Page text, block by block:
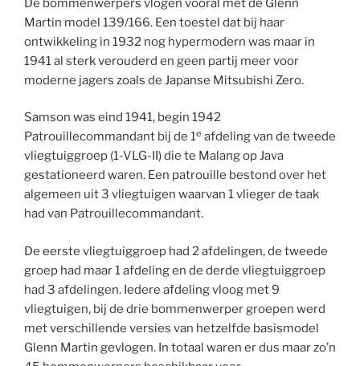
De bommenwerpers vlogen vooral met de Glenn
Martin model 139/166. Een toestel dat bij haar
ontwikkeling in 1932 nog hypermodern was maar in
1941 al sterk verouderd en geen partij meer voor
moderne jagers zoals de Japanse Mitsubishi Zero.
Samson was eind 1941, begin 1942
Patrouillecommandant bij de 1e afdeling van de tweede
vliegtuiggroep (1-VLG-II) die te Malang op Java
gestationeerd waren. Een patrouille bestond over het
algemeen uit 3 vliegtuigen waarvan 1 vlieger de taak
had van Patrouillecommandant.
De eerste vliegtuiggroep had 2 afdelingen, de tweede
groep had maar 1 afdeling en de derde vliegtuiggroep
had 3 afdelingen. Iedere afdeling vloog met 9
vliegtuigen, bij de drie bommenwerper groepen werd
met verschillende versies van hetzelfde basismodel
Glenn Martin gevlogen. In totaal waren er dus maar zo’n